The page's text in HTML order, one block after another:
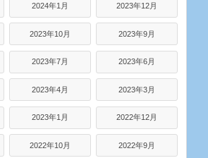
2024年1月 2023年12月
2023年10月 2023年9月
2023年7月 2023年6月
2023年4月 2023年3月
2023年1月 2022年12月
2022年10月 2022年9月